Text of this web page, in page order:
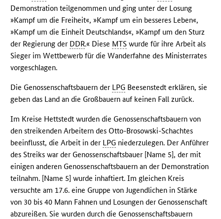
Demonstration teilgenommen und ging unter der Losung
»Kampf um die Freiheit«, »Kampf um ein besseres Leben«,
»Kampf um die Einheit Deutschlands«, »Kampf um den Sturz
der Regierung der DDR.« Diese MTS wurde für ihre Arbeit als
Sieger im Wettbewerb für die Wanderfahne des Ministerrates
vorgeschlagen.
Die Genossenschaftsbauern der LPG Beesenstedt erklären, sie
geben das Land an die Großbauern auf keinen Fall zurück.
Im Kreise Hettstedt wurden die Genossenschaftsbauern von
den streikenden Arbeitern des Otto-Brosowski-Schachtes
beeinflusst, die Arbeit in der LPG niederzulegen. Der Anführer
des Streiks war der Genossenschaftsbauer [Name 5], der mit
einigen anderen Genossenschaftsbauern an der Demonstration
teilnahm. [Name 5] wurde inhaftiert. Im gleichen Kreis
versuchte am 17.6. eine Gruppe von Jugendlichen in Stärke
von 30 bis 40 Mann Fahnen und Losungen der Genossenschaft
abzureißen. Sie wurden durch die Genossenschaftsbauern